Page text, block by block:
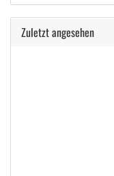
Zuletzt angesehen